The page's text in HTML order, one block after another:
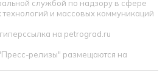
службой по надзору в сфере
и массовых коммуникаций
на petrograd.ru
релизы" размещаются на